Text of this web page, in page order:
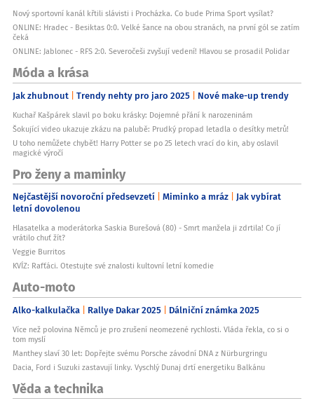
Nový sportovní kanál křtili slávisti i Procházka. Co bude Prima Sport vysílat?
ONLINE: Hradec - Besiktas 0:0. Velké šance na obou stranách, na první gól se zatím
čeká
ONLINE: Jablonec - RFS 2:0. Severočeši zvyšují vedení! Hlavou se prosadil Polidar
Móda a krása
Jak zhubnout Trendy nehty pro jaro 2025 Nové make-up trendy
Kuchař Kašpárek slavil po boku krásky: Dojemné přání k narozeninám
Šokující video ukazuje zkázu na palubě: Prudký propad letadla o desítky metrů!
U toho nemůžete chybět! Harry Potter se po 25 letech vrací do kin, aby oslavil
magické výročí
Pro ženy a maminky
Nejčastější novoroční předsevzetí Miminko a mráz Jak vybírat
letní dovolenou
Hlasatelka a moderátorka Saskia Burešová (80) - Smrt manžela ji zdrtila! Co jí
vrátilo chuť žít?
Veggie Burritos
KVÍZ: Rafťáci. Otestujte své znalosti kultovní letní komedie
Auto-moto
Alko-kalkulačka Rallye Dakar 2025 Dálniční známka 2025
Více než polovina Němců je pro zrušení neomezené rychlosti. Vláda řekla, co si o
tom myslí
Manthey slaví 30 let: Dopřejte svému Porsche závodní DNA z Nürburgringu
Dacia, Ford i Suzuki zastavují linky. Vyschlý Dunaj drtí energetiku Balkánu
Věda a technika